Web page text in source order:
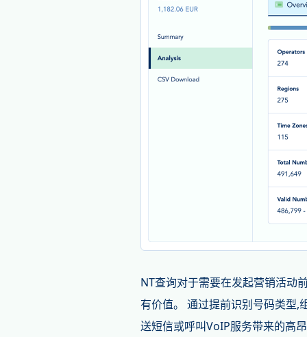
NT查询对于需要在发起营销活动
有价值。 通过提前识别号码类型,
送短信或呼叫VoIP服务带来的高